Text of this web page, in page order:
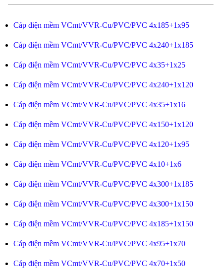
Cáp điện mềm VCmt/VVR-Cu/PVC/PVC 4x185+1x95
Cáp điện mềm VCmt/VVR-Cu/PVC/PVC 4x240+1x185
Cáp điện mềm VCmt/VVR-Cu/PVC/PVC 4x35+1x25
Cáp điện mềm VCmt/VVR-Cu/PVC/PVC 4x240+1x120
Cáp điện mềm VCmt/VVR-Cu/PVC/PVC 4x35+1x16
Cáp điện mềm VCmt/VVR-Cu/PVC/PVC 4x150+1x120
Cáp điện mềm VCmt/VVR-Cu/PVC/PVC 4x120+1x95
Cáp điện mềm VCmt/VVR-Cu/PVC/PVC 4x10+1x6
Cáp điện mềm VCmt/VVR-Cu/PVC/PVC 4x300+1x185
Cáp điện mềm VCmt/VVR-Cu/PVC/PVC 4x300+1x150
Cáp điện mềm VCmt/VVR-Cu/PVC/PVC 4x185+1x150
Cáp điện mềm VCmt/VVR-Cu/PVC/PVC 4x95+1x70
Cáp điện mềm VCmt/VVR-Cu/PVC/PVC 4x70+1x50